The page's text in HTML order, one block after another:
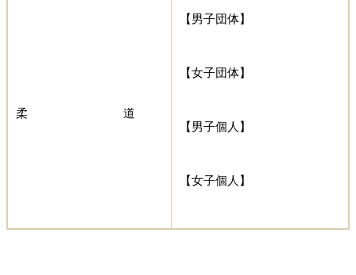
柔 道
【男子団体】
【女子団体】
【男子個人】
【女子個人】